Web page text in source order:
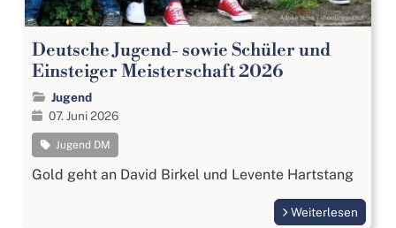
Deutsche Jugend- sowie Schüler und
Einsteiger Meisterschaft 2026
Jugend
07. Juni 2026
Jugend DM
Gold geht an David Birkel und Levente Hartstang
Weiterlesen